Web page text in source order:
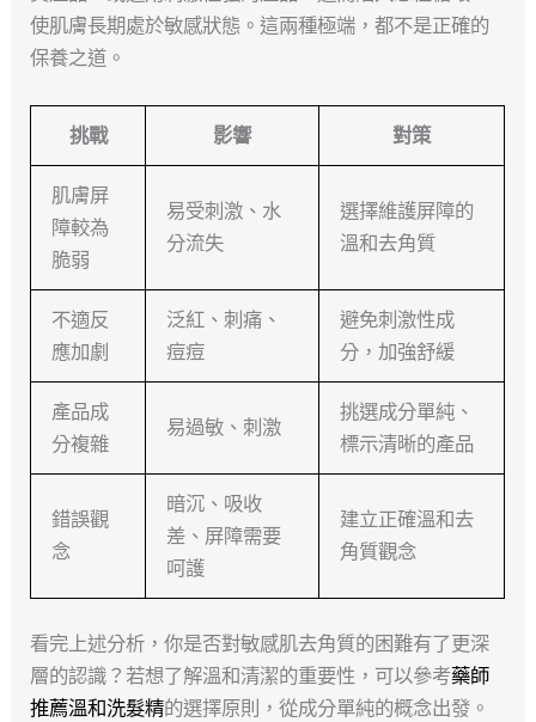
使肌膚長期處於敏感狀態。這兩種極端，都不是正確的
保養之道。
挑戰 影響 對策
肌膚屏
障較為
脆弱
易受刺激、水
分流失
選擇維護屏障的
溫和去角質
不適反
應加劇
泛紅、刺痛、
痘痘
避免刺激性成
分，加強舒緩
產品成
分複雜
易過敏、刺激
挑選成分單純、
標示清晰的產品
錯誤觀
念
暗沉、吸收
差、屏障需要
呵護
建立正確溫和去
角質觀念
看完上述分析，你是否對敏感肌去角質的困難有了更深
層的認識？若想了解溫和清潔的重要性，可以參考藥師
推薦溫和洗髮精的選擇原則，從成分單純的概念出發。